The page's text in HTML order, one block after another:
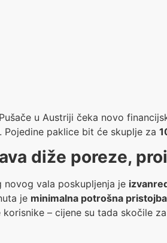
Pušače u Austriji čeka novo
. Pojedine paklice bit će skuplje za
diže poreze,
novog vala poskupljenja je
je minimalna potrošna
korisnike – cijene su tada skočile za